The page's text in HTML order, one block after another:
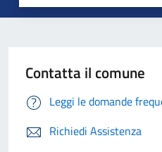
Contatta il comune
Leggi le domande
Richiedi Assistenza